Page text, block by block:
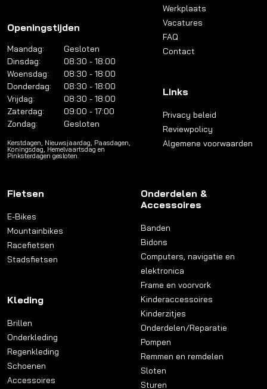
Openingstijden
Maandag:
Gesloten
Dinsdag:
08:30 - 18:00
Woensdag:
08:30 - 18:00
Donderdag:
08:30 - 18:00
Vrijdag:
08:30 - 18:00
Zaterdag:
09:00 - 17:00
Zondag:
Gesloten
Kerstdagen, Nieuwsjaardag, Paasdagen,
Koningsdag, Hemelvaartsdag en
Pinksterdagen gesloten.
Werkplaats
Vacatures
FAQ
Contact
Links
Privacy beleid
Reviewpolicy
Algemene voorwaarden
Fietsen
E-Bikes
Mountainbikes
Racefietsen
Stadsfietsen
Kleding
Brillen
Onderkleding
Regenkleding
Schoenen
Accessoires
Onderdelen &
Accessoires
Banden
Bidons
Computers, navigatie en
elektronica
Frame en voorvork
Kinderaccessoires
Kinderzitjes
Onderdelen/Reparatie
Pompen
Remmen en remdelen
Sloten
Sturen